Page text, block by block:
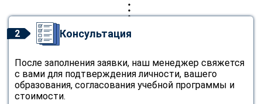
2 Консультация
После заполнения заявки, наш менеджер свяжется
с вами для подтверждения личности, вашего
образования, согласования учебной программы и
стоимости.